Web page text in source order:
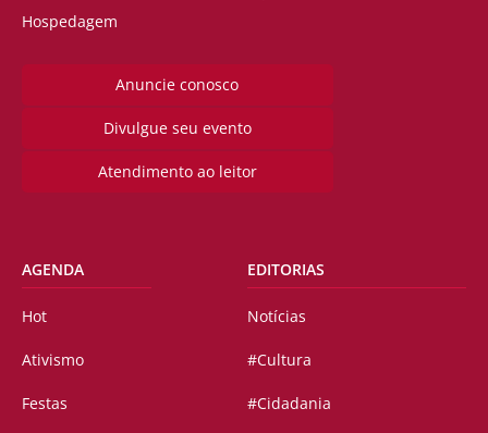
Hospedagem
Anuncie conosco
Divulgue seu evento
Atendimento ao leitor
AGENDA
Hot
Ativismo
Festas
EDITORIAS
Notícias
#Cultura
#Cidadania